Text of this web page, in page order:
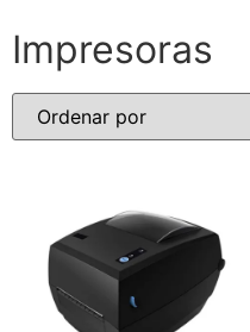
Impresoras